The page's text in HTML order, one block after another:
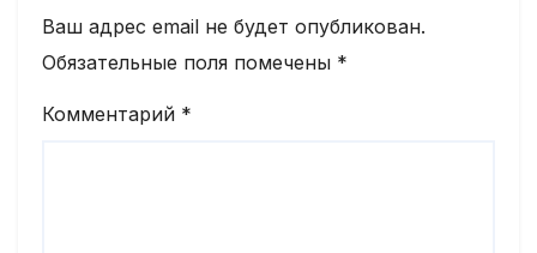
Ваш адрес email не будет опубликован.
Обязательные поля помечены *
Комментарий *